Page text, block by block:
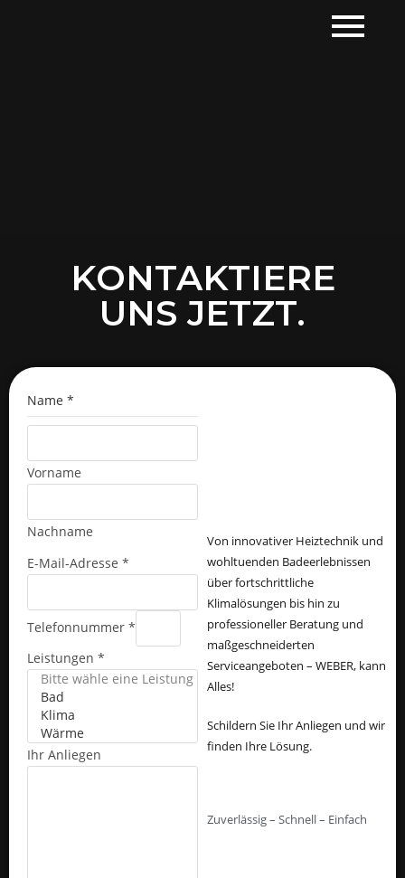
KONTAKTIERE
UNS JETZT.
Name *
Vorname
Nachname
E-Mail-Adresse *
Telefonnummer *
Leistungen *
Ihr Anliegen
Von innovativer Heiztechnik und
wohltuenden Badeerlebnissen
über fortschrittliche
Klimalösungen bis hin zu
professioneller Beratung und
maßgeschneiderten
Serviceangeboten – WEBER, kann
Alles!
Schildern Sie Ihr Anliegen und wir
finden Ihre Lösung.
Zuverlässig – Schnell – Einfach